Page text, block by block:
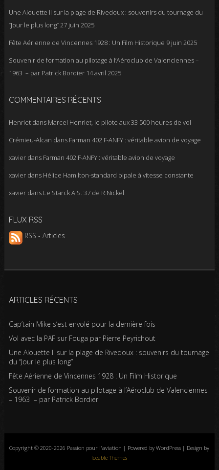
Une Alouette II sur la plage de Rivedoux : souvenirs du tournage du
“Jour le plus long”27 juin 2025
Fête Aérienne de Vincennes 1928 : Un Film Historique 9 juin 2025
Souvenir de formation au pilotage à l’Aéroclub de Valenciennes –
1963 – par Patrick Bordier 14 avril 2025
COMMENTAIRES RÉCENTS
Henrietdans Marcel Henriet, le pilote aux 33 500 heures de vol
Crémieu-Alcan dans Farman 402 F-ANFY : véritable avion de voyage
xavierdans Farman 402 F-ANFY : véritable avion de voyage
xavierdans Hélice Hamilton-standard bipale à vitesse constante
xavierdans Le Starck A.S. 37 de R.Nickel
FLUX RSS
RSS - Articles
ARTICLES RÉCENTS
Cap’tain Mike s’est envolé pour la dernière fois
Vol avec la PAF sur Fouga par Pierre Peyrichout
Une Alouette II sur la plage de Rivedoux : souvenirs du tournage
du “Jour le plus long”
Fête Aérienne de Vincennes 1928 : Un Film Historique
Souvenir de formation au pilotage à l’Aéroclub de Valenciennes
– 1963 – par Patrick Bordier
Copyright © 2020-2026 Passion pour l'aviation | Powered by WordPress | Design by
Iceable Themes